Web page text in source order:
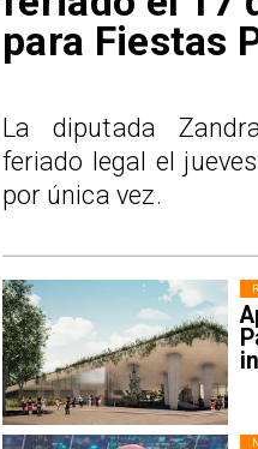
para Fiestas
La diputada
feriado legal el
por única vez.